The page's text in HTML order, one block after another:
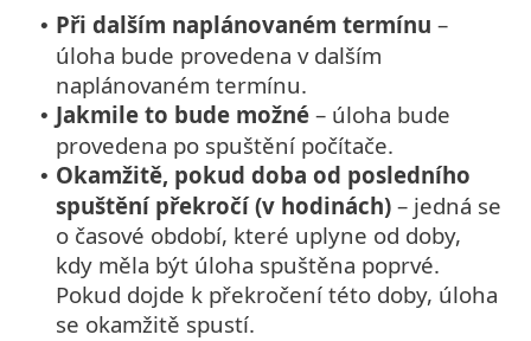
• Při dalším naplánovaném termínu –
úloha bude provedena v dalším
naplánovaném termínu.
• Jakmile to bude možné – úloha bude
provedena po spuštění počítače.
• Okamžitě, pokud doba od posledního
spuštění překročí (v hodinách) – jedná se
o časové období, které uplyne od doby,
kdy měla být úloha spuštěna poprvé.
Pokud dojde k překročení této doby, úloha
se okamžitě spustí.